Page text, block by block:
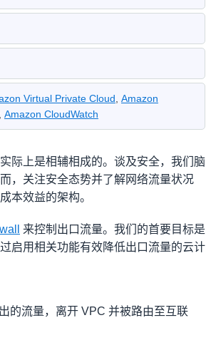
Virtual Private Cloud Amazon
Amazon CloudWatch
际上是相辅相成的。谈及安全，我们脑
，关注安全态势并了解网络流量状况
效益的架构。
来控制出口流量。我们的首要目标是
启用相关功能有效降低出口流量的云计
的流量，离开 VPC 并被路由至互联